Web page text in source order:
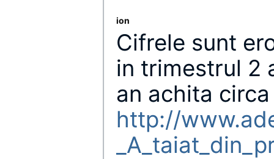
ion
Cifrele sunt
in trimestrul 2
an achita
http://